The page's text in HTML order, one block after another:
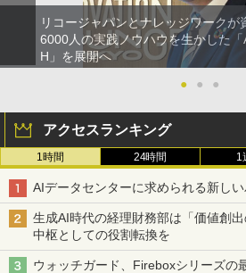
リコージャパンとナレッジワークが
6000人の実践ノウハウを生かした
H」を展開へ
●
● ●
アクセスランキング
1時間 24時間 1
AIデータセンターに求められる新し
生成AI時代の経理財務部は「価値創
中枢としての役割転換を
ウォッチガード、Fireboxシリーズの